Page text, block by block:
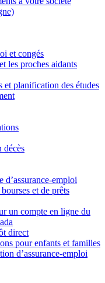
et congés
les proches aidants
et planification des études
décès
d’assurance-emploi
et de prêts
un compte en ligne du
direct
pour enfants et familles
d’assurance-emploi